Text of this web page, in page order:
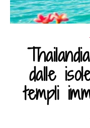
dalle
templi